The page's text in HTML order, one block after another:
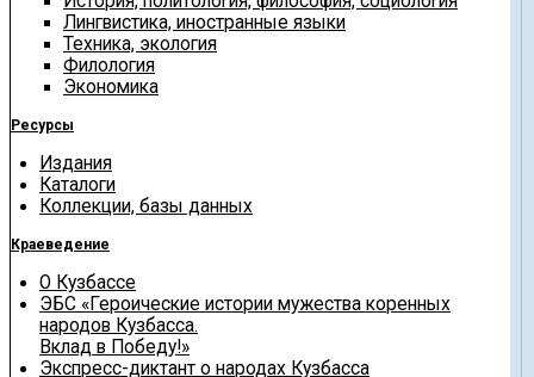
Лингвистика, иностранные языки
Техника, экология
Филология
Экономика
Ресурсы
Издания
Каталоги
Коллекции, базы данных
Краеведение
О Кузбассе
ЭБС «Героические истории мужества коренных
народов Кузбасса.
Вклад в Победу!»
Экспресс-диктант о народах Кузбасса